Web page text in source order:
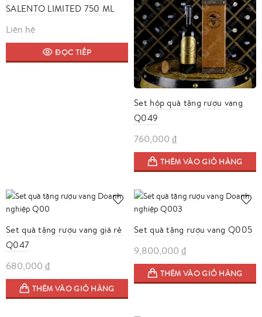
SALENTO LIMITED 750 ML
Liên hệ
ĐỌC TIẾP
Set hộp quà tặng rượu vang
Q049
760,000 ₫
THÊM VÀO GIỎ HÀNG
Set quà tặng rượu vang giá rẻ
Q047
680,000 ₫
THÊM VÀO GIỎ HÀNG
Set quà tặng rượu vang Q005
9,800,000 ₫
THÊM VÀO GIỎ HÀNG